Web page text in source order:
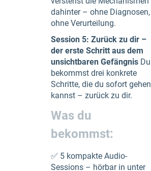
dahinter – ohne Diagnosen,
ohne Verurteilung.
Session 5: Zurück zu dir –
der erste Schritt aus dem
unsichtbaren Gefängnis Du
bekommst drei konkrete
Schritte, die du sofort gehen
kannst – zurück zu dir.
Was du
bekommst:
✅ 5 kompakte Audio-
Sessions – hörbar in unter